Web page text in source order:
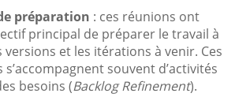
préparation : ces réunions ont
principal de préparer le travail à
versions et les itérations à venir. Ces
souvent d’activités
besoins (Backlog Refinement).